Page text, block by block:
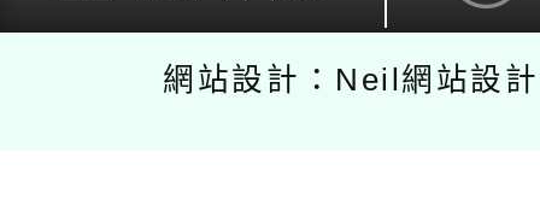
網站設計：Neil網站設